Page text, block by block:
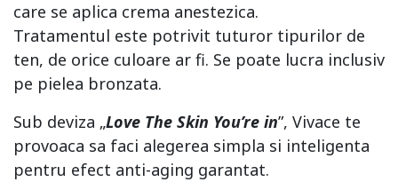
care se aplica crema anestezica.
Tratamentul este potrivit tuturor tipurilor de
ten, de orice culoare ar fi. Se poate lucra inclusiv
pe pielea bronzata.
Sub deviza „Love The Skin You’re in”, Vivace te
provoaca sa faci alegerea simpla si inteligenta
pentru efect anti-aging garantat.